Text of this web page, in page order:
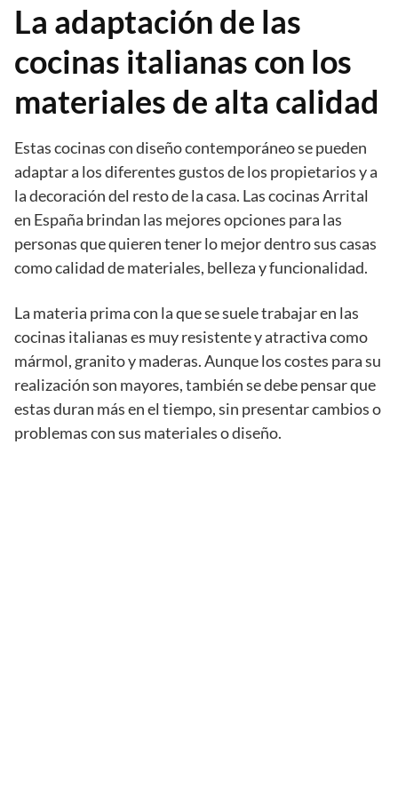
La adaptación de las
cocinas italianas con los
materiales de alta calidad
Estas cocinas con diseño contemporáneo se pueden
adaptar a los diferentes gustos de los propietarios y a
la decoración del resto de la casa. Las cocinas Arrital
en España brindan las mejores opciones para las
personas que quieren tener lo mejor dentro sus casas
como calidad de materiales, belleza y funcionalidad.
La materia prima con la que se suele trabajar en las
cocinas italianas es muy resistente y atractiva como
mármol, granito y maderas. Aunque los costes para su
realización son mayores, también se debe pensar que
estas duran más en el tiempo, sin presentar cambios o
problemas con sus materiales o diseño.